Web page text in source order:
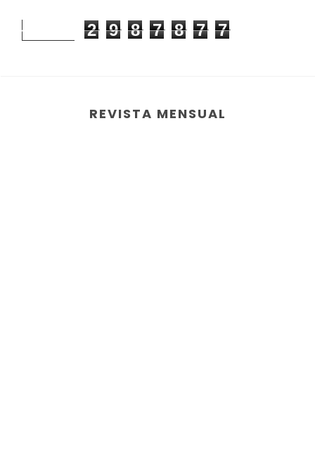
2 9 8 7 8 7 7
REVISTA MENSUAL